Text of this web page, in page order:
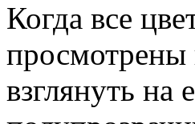
Когда все
взглянуть